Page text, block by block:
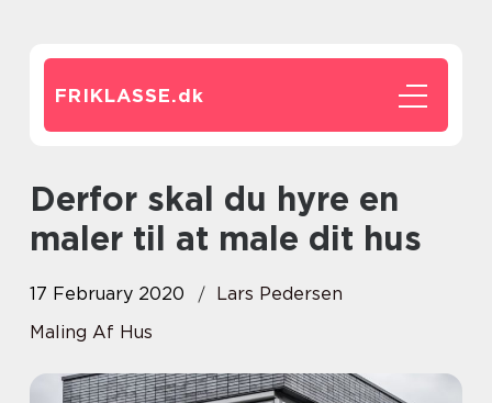
FRIKLASSE.dk
Derfor skal du hyre en
maler til at male dit hus
17 February 2020
Lars Pedersen
Maling Af Hus